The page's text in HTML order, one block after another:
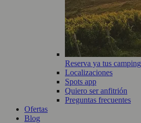
Reserva ya tus camping
Localizaciones
Spots app
Quiero ser anfitrión
Preguntas frecuentes
Ofertas
Blog